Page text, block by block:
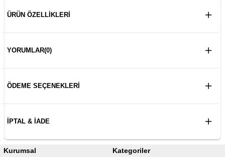
ÜRÜN ÖZELLIKLERI
YORUMLAR(0)
ÖDEME SEÇENEKLERI
İPTAL & İADE
Kurumsal Kategoriler